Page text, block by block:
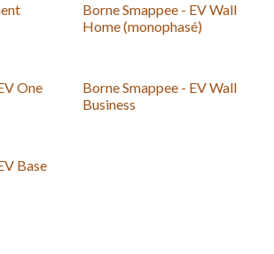
Borne Smappee - EV Wall
Home (monophasé)
One
Borne Smappee - EV Wall
Business
Base